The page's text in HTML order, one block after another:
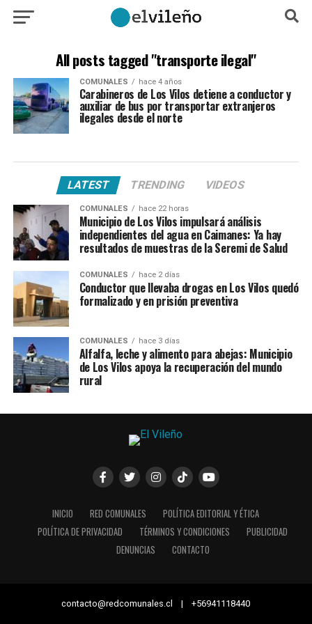
All posts tagged "transporte ilegal"
COMUNALES hace 4 años
Carabineros de Los Vilos detiene a conductor y
auxiliar de bus por transportar extranjeros
ilegales desde el norte
LATEST TRENDING VIDEOS
COMUNALES hace 22 horas
Municipio de Los Vilos impulsará análisis
independientes del agua en Caimanes: Ya hay
resultados de muestras de la Seremi de Salud
COMUNALES hace 2 días
Conductor que llevaba drogas en Los Vilos quedó
formalizado y en prisión preventiva
COMUNALES hace 3 días
Alfalfa, leche y alimento para abejas: Municipio
de Los Vilos apoya la recuperación del mundo
rural
INICIO RED COMUNALES
POLÍTICA EDITORIAL Y ÉTICA
POLÍTICA DE PRIVACIDAD
TÉRMINOS Y CONDICIONES
PUBLICIDAD
DENUNCIAS
CONTACTO
contacto@redcomunales.cl | +56941118440